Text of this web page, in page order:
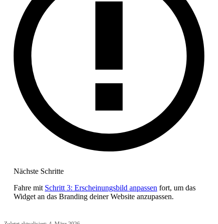
Nächste Schritte
Fahre mit Schritt 3: Erscheinungsbild anpassen fort, um das
Widget an das Branding deiner Website anzupassen.